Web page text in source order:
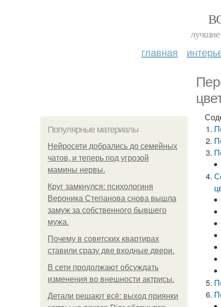
лучшие
главная
Популярные материалы
Нейросети добрались до семейных
чатов, и теперь под угрозой
мамины нервы.
Круг замкнулся: психологиня
Вероника Степанова снова вышла
замуж за собственного бывшего
мужа.
Почему в советских квартирах
ставили сразу две входные двери.
В сети продолжают обсуждать
изменения во внешности актрисы.
Детали решают всё: выход приянки